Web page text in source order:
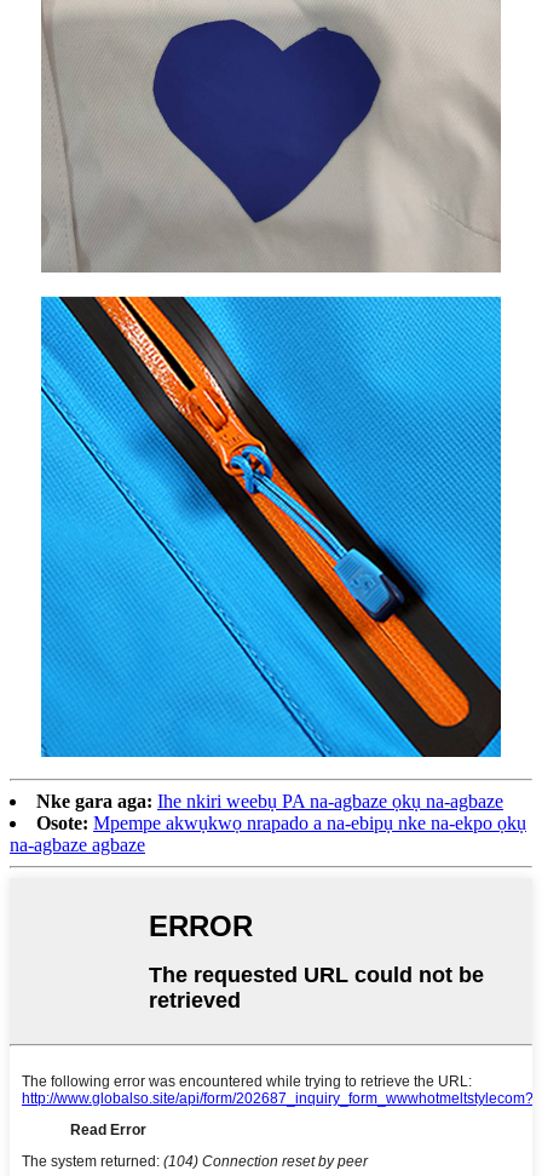
Nke gara aga: Ihe nkiri weebụ PA na-agbaze ọkụ na-agbaze
Osote: Mpempe akwụkwọ nrapado a na-ebipụ nke na-ekpo ọkụ
na-agbaze agbaze